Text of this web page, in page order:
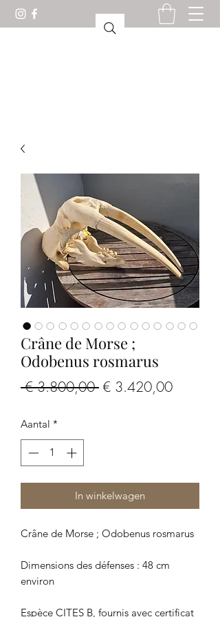
Crâne de Morse ;
Odobenus rosmarus
€ 3.800,00 Normale
€ 3.420,00
Aantal *
In winkelwagen
Crâne de Morse ; Odobenus rosmarus
Dimensions des défenses : 48 cm
environ
Espèce CITES B, fournis avec certificat